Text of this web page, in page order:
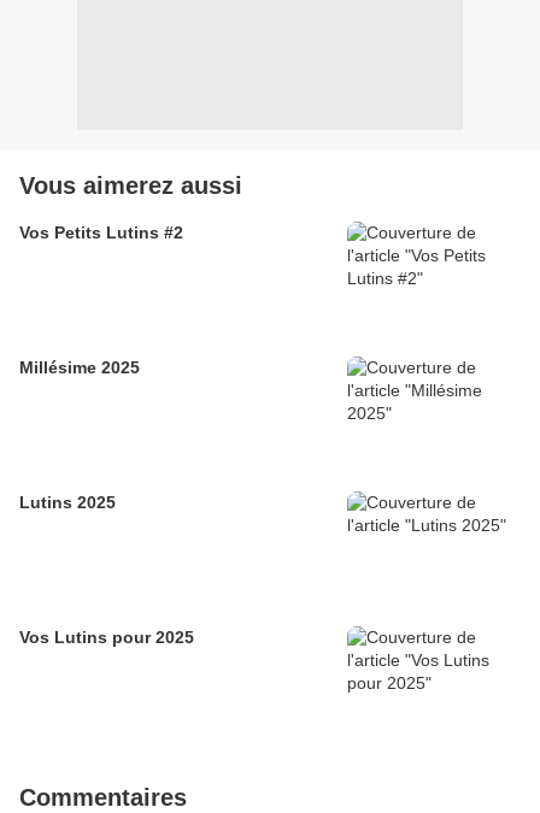
Vous aimerez aussi
Vos Petits Lutins #2
Millésime 2025
Lutins 2025
Vos Lutins pour 2025
Commentaires